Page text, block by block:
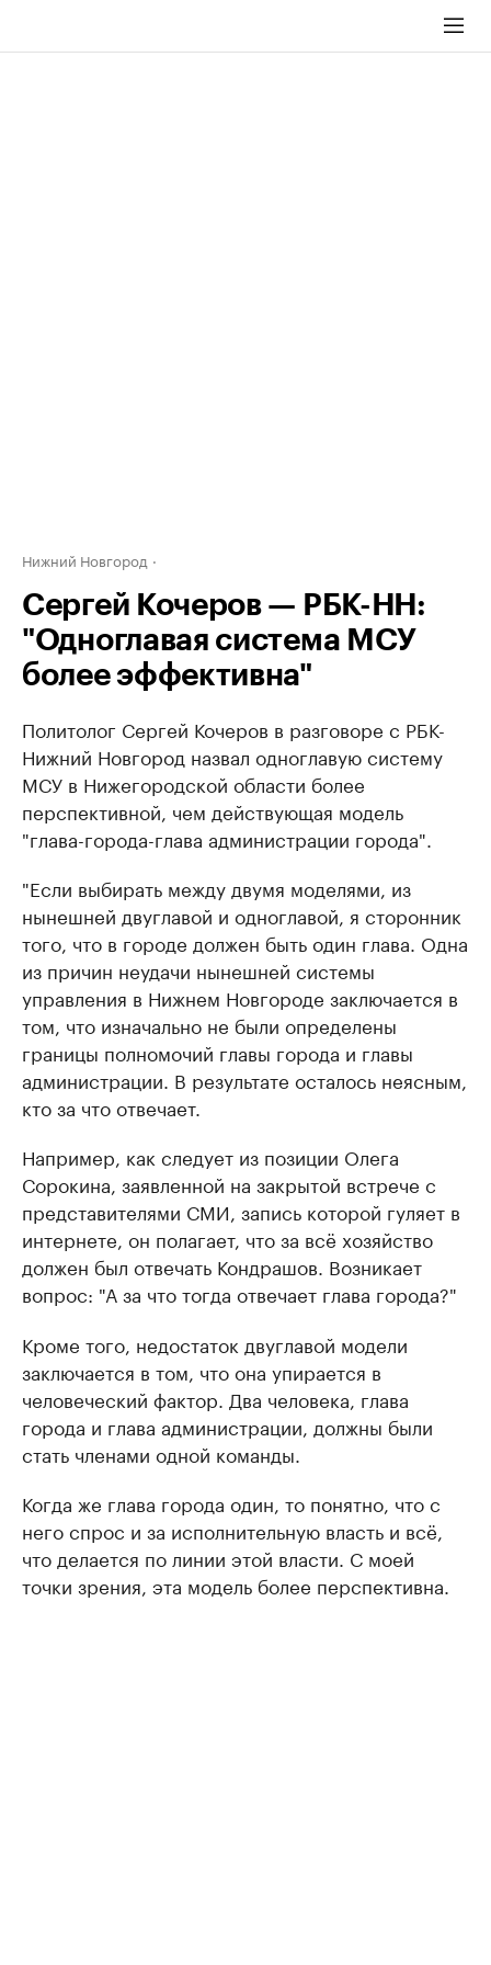
Нижний Новгород
Сергей Кочеров — РБК-НН:
"Одноглавая система МСУ
более эффективна"
Политолог Сергей Кочеров в разговоре с РБК-
Нижний Новгород назвал одноглавую систему
МСУ в Нижегородской области более
перспективной, чем действующая модель
"глава-города-глава администрации города".
"Если выбирать между двумя моделями, из
нынешней двуглавой и одноглавой, я сторонник
того, что в городе должен быть один глава. Одна
из причин неудачи нынешней системы
управления в Нижнем Новгороде заключается в
том, что изначально не были определены
границы полномочий главы города и главы
администрации. В результате осталось неясным,
кто за что отвечает.
Например, как следует из позиции Олега
Сорокина, заявленной на закрытой встрече с
представителями СМИ, запись которой гуляет в
интернете, он полагает, что за всё хозяйство
должен был отвечать Кондрашов. Возникает
вопрос: "А за что тогда отвечает глава города?"
Кроме того, недостаток двуглавой модели
заключается в том, что она упирается в
человеческий фактор. Два человека, глава
города и глава администрации, должны были
стать членами одной команды.
Когда же глава города один, то понятно, что с
него спрос и за исполнительную власть и всё,
что делается по линии этой власти. С моей
точки зрения, эта модель более перспективна.